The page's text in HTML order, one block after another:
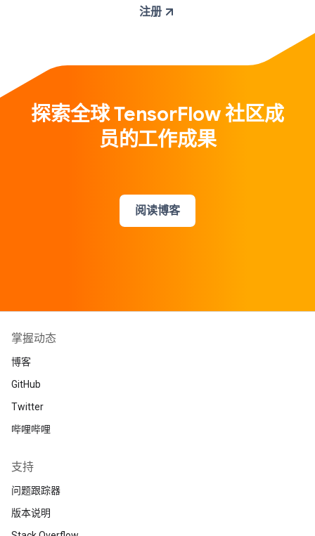
注册
探索全球 TensorFlow 社区成
员的工作成果
阅读博客
掌握动态
博客
GitHub
Twitter
哔哩哔哩
支持
问题跟踪器
版本说明